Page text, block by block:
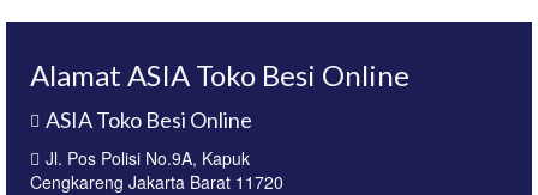
Alamat ASIA Toko Besi Online
ASIA Toko Besi Online
Jl. Pos Polisi No.9A, Kapuk
Cengkareng Jakarta Barat 11720